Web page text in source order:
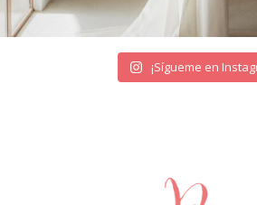
¡Sígueme en